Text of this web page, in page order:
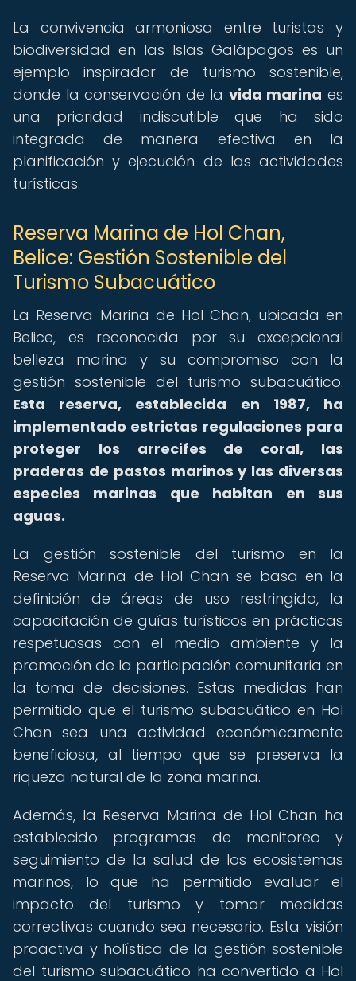
La convivencia armoniosa entre turistas y
biodiversidad en las Islas Galápagos es un
ejemplo inspirador de turismo sostenible,
donde la conservación de la vida marina es
una prioridad indiscutible que ha sido
integrada de manera efectiva en la
planificación y ejecución de las actividades
turísticas.
Reserva Marina de Hol Chan,
Belice: Gestión Sostenible del
Turismo Subacuático
La Reserva Marina de Hol Chan, ubicada en
Belice, es reconocida por su excepcional
belleza marina y su compromiso con la
gestión sostenible del turismo subacuático.
Esta reserva, establecida en 1987, ha
implementado estrictas regulaciones para
proteger los arrecifes de coral, las
praderas de pastos marinos y las diversas
especies marinas que habitan en sus
aguas.
La gestión sostenible del turismo en la
Reserva Marina de Hol Chan se basa en la
definición de áreas de uso restringido, la
capacitación de guías turísticos en prácticas
respetuosas con el medio ambiente y la
promoción de la participación comunitaria en
la toma de decisiones. Estas medidas han
permitido que el turismo subacuático en Hol
Chan sea una actividad económicamente
beneficiosa, al tiempo que se preserva la
riqueza natural de la zona marina.
Además, la Reserva Marina de Hol Chan ha
establecido programas de monitoreo y
seguimiento de la salud de los ecosistemas
marinos, lo que ha permitido evaluar el
impacto del turismo y tomar medidas
correctivas cuando sea necesario. Esta visión
proactiva y holística de la gestión sostenible
del turismo subacuático ha convertido a Hol